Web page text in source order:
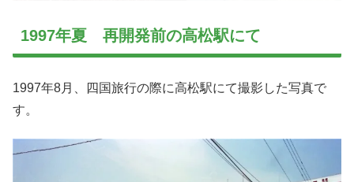
1997年夏 再開発前の高松駅にて
1997年8月、四国旅行の際に高松駅にて撮影した写真で
す。